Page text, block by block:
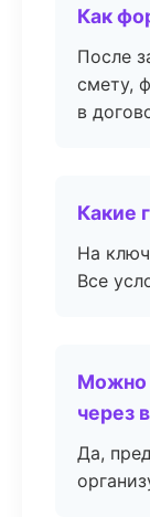
Как
После
смету,
в
Какие
На
Все
Можно
через
Да,